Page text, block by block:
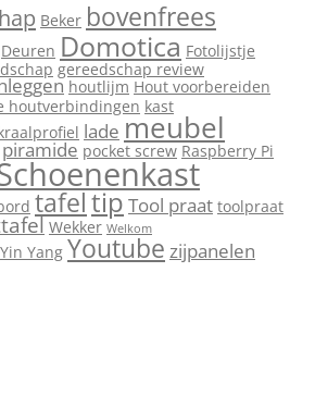
Beker bovenfrees
Deuren Domotica Fotolijstje
gereedschap review
houtlijm Hout voorbereiden
houtverbindingen kast
lade meubel
piramide pocket screw Raspberry Pi
tafeltipTool praat toolpraat
Wekker Welkom
Yin Yang Youtube zijpanelen